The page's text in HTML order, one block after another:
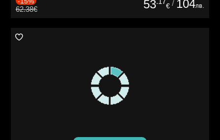
62.38€ 53 € / 104лв.